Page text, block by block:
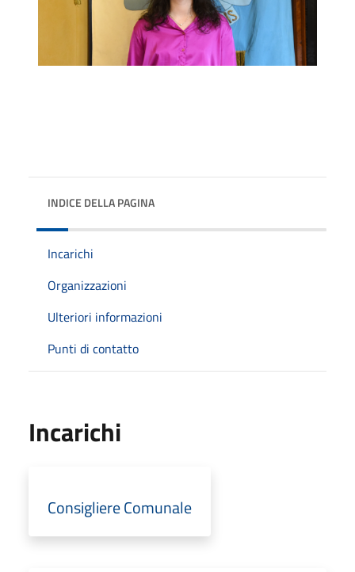
INDICE DELLA PAGINA
Incarichi
Organizzazioni
Ulteriori informazioni
Punti di contatto
Incarichi
Consigliere Comunale